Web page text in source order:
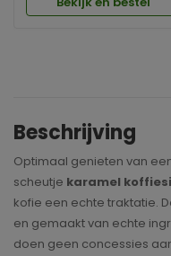
Beschrijving
Optimaal genieten van
scheutje karamel
kofie een echte traktatie.
en gemaakt van echte
doen geen concessies